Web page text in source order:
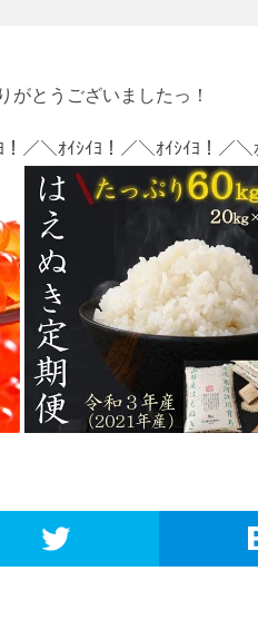
がとうございましたっ！
／＼ｵｲｼｲﾖ！／＼ｵｲｼｲﾖ！／